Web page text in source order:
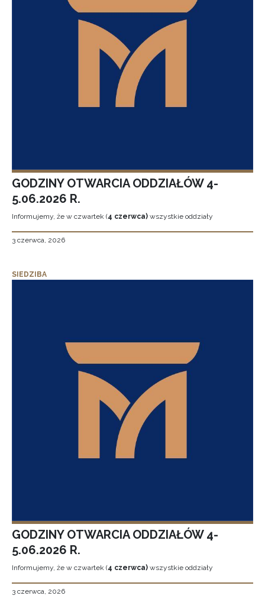
GODZINY OTWARCIA ODDZIAŁÓW 4-
5.06.2026 R.
Informujemy, że w czwartek (4 czerwca) wszystkie oddziały
3 czerwca, 2026
SIEDZIBA
GODZINY OTWARCIA ODDZIAŁÓW 4-
5.06.2026 R.
Informujemy, że w czwartek (4 czerwca) wszystkie oddziały
3 czerwca, 2026